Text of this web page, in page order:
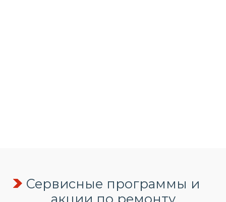
Сервисные программы и
акции по ремонту